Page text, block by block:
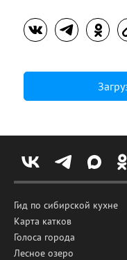
Гид по сибирской кухне
Карта катков
Голоса города
Лесное озеро